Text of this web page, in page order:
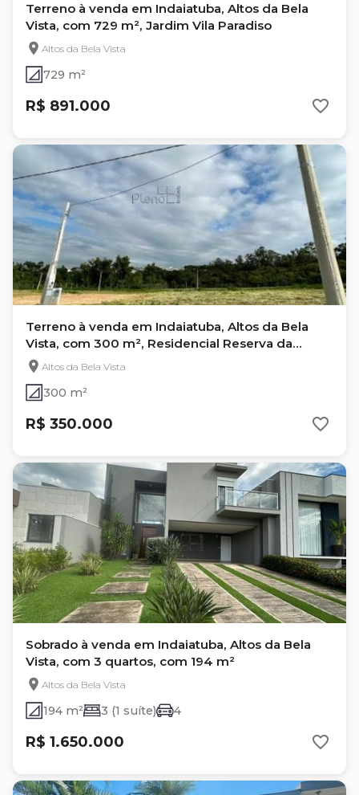
Terreno à venda em Indaiatuba, Altos da Bela
Vista, com 729 m², Jardim Vila Paradiso
Altos da Bela Vista
729 m²
R$ 891.000
Terreno à venda em Indaiatuba, Altos da Bela
Vista, com 300 m², Residencial Reserva da
ColinaAltos da Bela Vista
300 m²
R$ 350.000
Sobrado à venda em Indaiatuba, Altos da Bela
Vista, com 3 quartos, com 194 m²
Altos da Bela Vista
194 m² 3 (1 suíte) 4
R$ 1.650.000